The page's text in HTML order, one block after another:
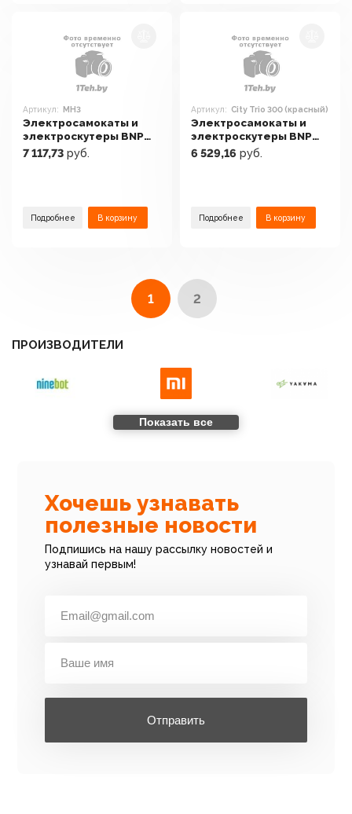
Артикул: MH3
Электросамокаты и
электроскутеры BNP
MH3
7 117,73 руб.
Подробнее В корзину
Артикул: City Trio 300 (красный)
Электросамокаты и
электроскутеры BNP
City Trio 300 (красный)
6 529,16 руб.
Подробнее В корзину
1 2
ПРОИЗВОДИТЕЛИ
Показать все
Хочешь узнавать
полезные новости
Подпишись на нашу рассылку новостей и
узнавай первым!
Отправить